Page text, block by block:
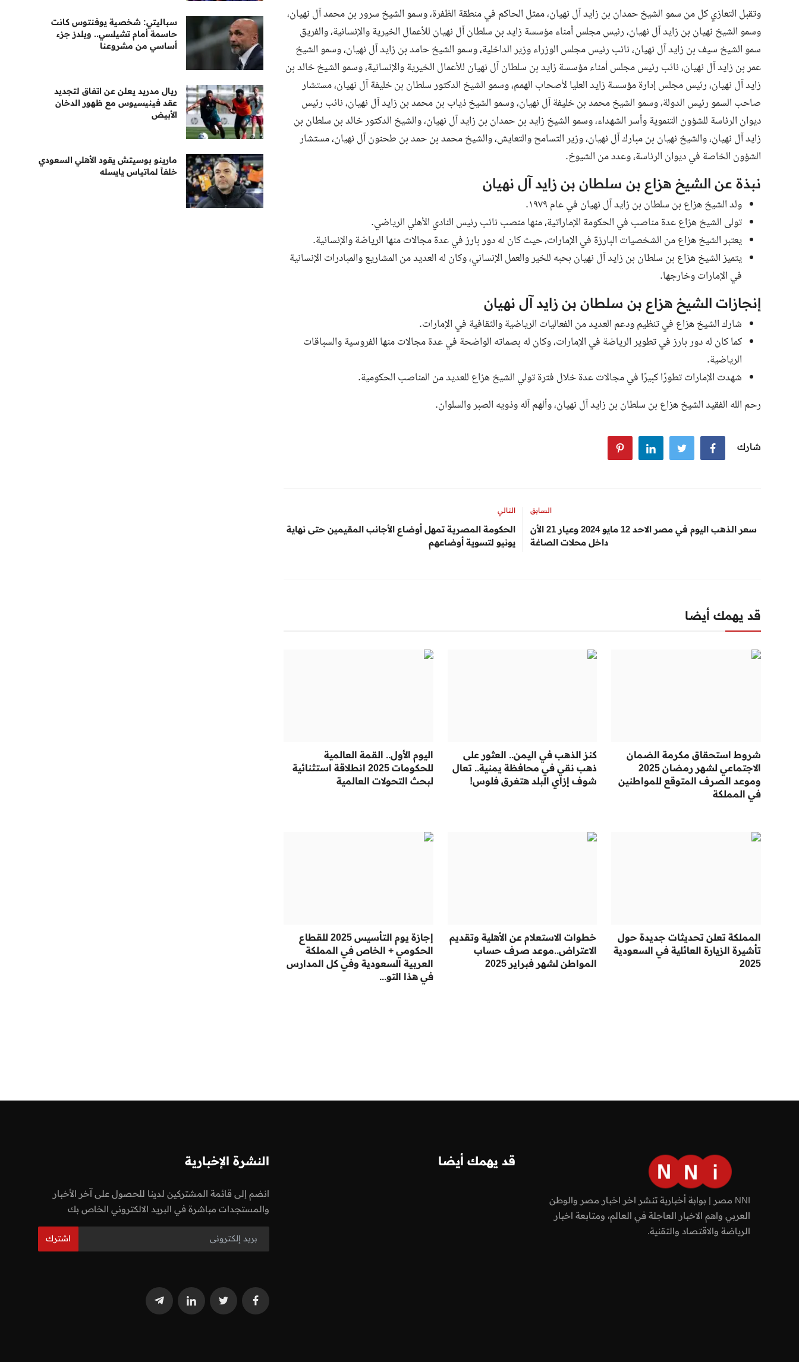
وتقبل التعازي كل من سمو الشيخ حمدان بن زايد آل نهيان، ممثل الحاكم في منطقة الظفرة، وسمو الشيخ سرور بن محمد آل نهيان،
وسمو الشيخ نهيان بن زايد آل نهيان، رئيس مجلس أمناء مؤسسة زايد بن سلطان آل نهيان للأعمال الخيرية والإنسانية، والفريق
سمو الشيخ سيف بن زايد آل نهيان، نائب رئيس مجلس الوزراء وزير الداخلية، وسمو الشيخ حامد بن زايد آل نهيان، وسمو الشيخ
عمر بن زايد آل نهيان، نائب رئيس مجلس أمناء مؤسسة زايد بن سلطان آل نهيان للأعمال الخيرية والإنسانية، وسمو الشيخ خالد بن
زايد آل نهيان، رئيس مجلس إدارة مؤسسة زايد العليا لأصحاب الهمم، وسمو الشيخ الدكتور سلطان بن خليفة آل نهيان، مستشار
صاحب السمو رئيس الدولة، وسمو الشيخ محمد بن خليفة آل نهيان، وسمو الشيخ ذياب بن محمد بن زايد آل نهيان، نائب رئيس
ديوان الرئاسة للشؤون التنموية وأسر الشهداء، وسمو الشيخ زايد بن حمدان بن زايد آل نهيان، والشيخ الدكتور خالد بن سلطان بن
زايد آل نهيان، والشيخ نهيان بن مبارك آل نهيان، وزير التسامح والتعايش، والشيخ محمد بن حمد بن طحنون آل نهيان، مستشار
الشؤون الخاصة في ديوان الرئاسة، وعدد من الشيوخ.
نبذة عن الشيخ هزاع بن سلطان بن زايد آل نهيان
ولد الشيخ هزاع بن سلطان بن زايد آل نهيان في عام ١٩٧٩.
تولى الشيخ هزاع عدة مناصب في الحكومة الإماراتية، منها منصب نائب رئيس النادي الأهلي الرياضي.
يعتبر الشيخ هزاع من الشخصيات البارزة في الإمارات، حيث كان له دور بارز في عدة مجالات منها الرياضة والإنسانية.
يتميز الشيخ هزاع بن سلطان بن زايد آل نهيان بحبه للخير والعمل الإنساني، وكان له العديد من المشاريع والمبادرات الإنسانية
في الإمارات وخارجها.
إنجازات الشيخ هزاع بن سلطان بن زايد آل نهيان
شارك الشيخ هزاع في تنظيم ودعم العديد من الفعاليات الرياضية والثقافية في الإمارات.
كما كان له دور بارز في تطوير الرياضة في الإمارات، وكان له بصماته الواضحة في عدة مجالات منها الفروسية والسباقات
الرياضية.
شهدت الإمارات تطورًا كبيرًا في مجالات عدة خلال فترة تولي الشيخ هزاع للعديد من المناصب الحكومية.
رحم الله الفقيد الشيخ هزاع بن سلطان بن زايد آل نهيان، وألهم آله وذويه الصبر والسلوان.
شارك
السابق
سعر الذهب اليوم في مصر الاحد 12 مايو 2024 وعيار 21 الأن
داخل محلات الصاغة
التالي
الحكومة المصرية تمهل أوضاع الأجانب المقيمين حتى نهاية
يونيو لتسوية أوضاعهم
قد يهمك أيضا
شروط استحقاق مكرمة الضمان
الاجتماعي لشهر رمضان 2025
وموعد الصرف المتوقع للمواطنين
في المملكة
كنز الذهب في اليمن.. العثور على
ذهب نقي في محافظة يمنية.. تعال
شوف إزاي البلد هتغرق فلوس!
اليوم الأول.. القمة العالمية
للحكومات 2025 انطلاقة استثنائية
لبحث التحولات العالمية
المملكة تعلن تحديثات جديدة حول
تأشيرة الزيارة العائلية في السعودية
2025
خطوات الاستعلام عن الأهلية وتقديم
الاعتراض..موعد صرف حساب
المواطن لشهر فبراير 2025
إجازة يوم التأسيس 2025 للقطاع
الحكومي + الخاص في المملكة
العربية السعودية وفي كل المدارس
في هذا التو...
سباليتي: شخصية يوفنتوس كانت
حاسمة أمام تشيلسي.. ويلدز جزء
أساسي من مشروعنا
ريال مدريد يعلن عن اتفاق لتجديد
عقد فينيسيوس مع ظهور الدخان
الأبيض
مارينو بوسيتش يقود الأهلي السعودي
خلفاً لماتياس يايسله
NNI مصر | بوابة أخبارية تنشر اخر اخبار مصر والوطن
العربي واهم الاخبار العاجلة في العالم، ومتابعة اخبار
الرياضة والاقتصاد والتقنية.
قد يهمك أيضا النشرة الإخبارية
انضم إلى قائمة المشتركين لدينا للحصول على آخر الأخبار
والمستجدات مباشرة في البريد الالكتروني الخاص بك
اشترك